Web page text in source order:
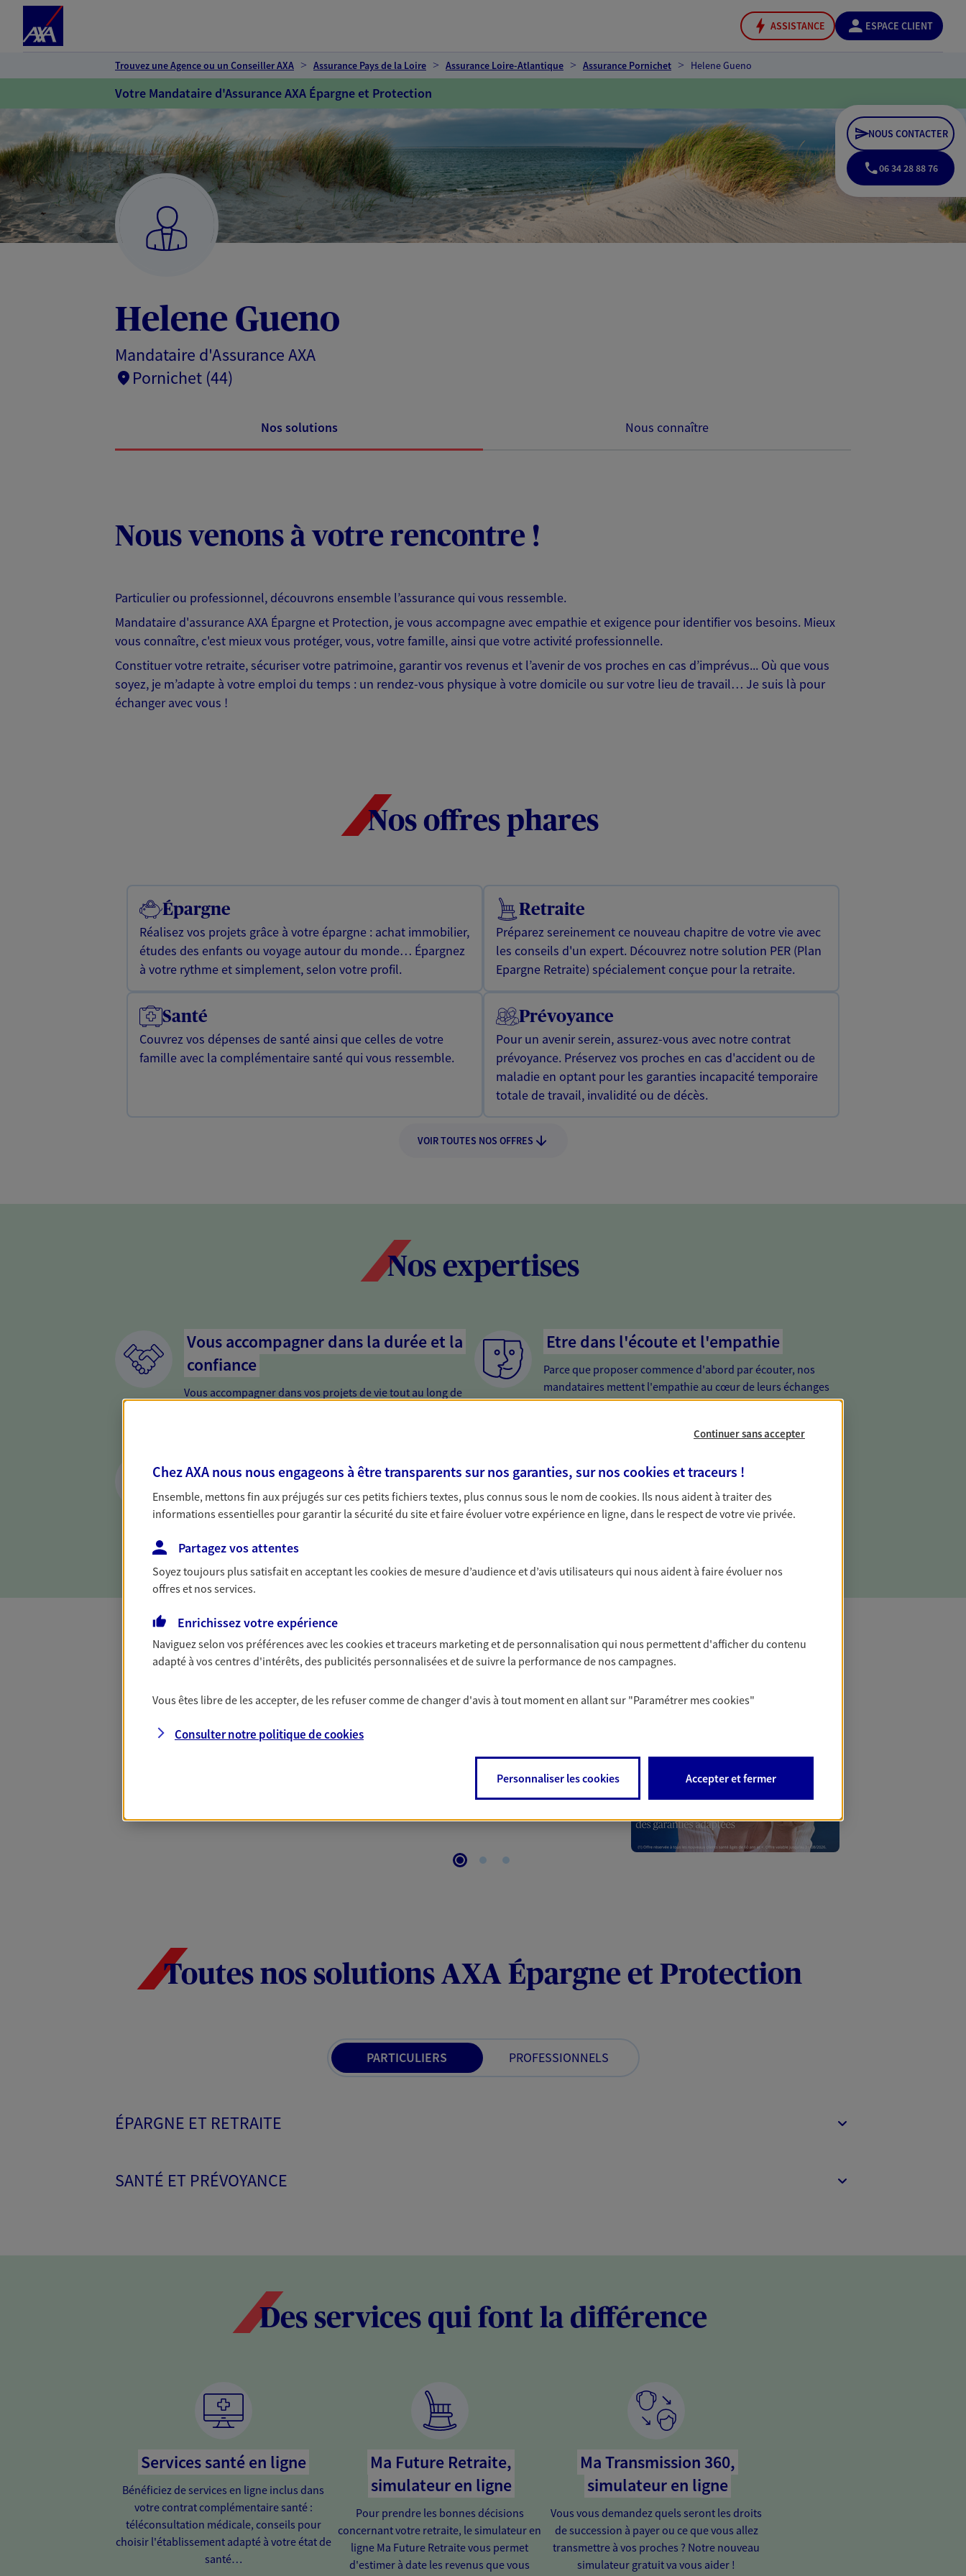
ASSISTANCE ESPACE CLIENT
Trouvez une Agence ou un Conseiller AXA Assurance Pays de la Loire Assurance Loire-Atlantique Assurance Pornichet Helene Gueno
Votre Mandataire d'Assurance AXA Épargne et Protection
Helene Gueno
Mandataire d'Assurance AXA
Pornichet (44)
NOUS CONTACTER
06 34 28 88 76
Nos solutions Nous connaître
Nous venons à votre rencontre !
Particulier ou professionnel, découvrons ensemble l’assurance qui vous ressemble.
Mandataire d'assurance AXA Épargne et Protection, je vous accompagne avec empathie et exigence pour identifier vos besoins. Mieux
vous connaître, c'est mieux vous protéger, vous, votre famille, ainsi que votre activité professionnelle.
Constituer votre retraite, sécuriser votre patrimoine, garantir vos revenus et l’avenir de vos proches en cas d’imprévus... Où que vous
soyez, je m’adapte à votre emploi du temps : un rendez-vous physique à votre domicile ou sur votre lieu de travail… Je suis là pour
échanger avec vous !
Nos offres phares
Épargne
Réalisez vos projets grâce à votre épargne : achat immobilier,
études des enfants ou voyage autour du monde… Épargnez
à votre rythme et simplement, selon votre profil.
Retraite
Préparez sereinement ce nouveau chapitre de votre vie avec
les conseils d'un expert. Découvrez notre solution PER (Plan
Epargne Retraite) spécialement conçue pour la retraite.
Santé
Couvrez vos dépenses de santé ainsi que celles de votre
famille avec la complémentaire santé qui vous ressemble.
Prévoyance
Pour un avenir serein, assurez-vous avec notre contrat
prévoyance. Préservez vos proches en cas d'accident ou de
maladie en optant pour les garanties incapacité temporaire
totale de travail, invalidité ou de décès.
VOIR TOUTES NOS OFFRES
Nos expertises
Vous accompagner dans la durée et la
confiance
Vous accompagner dans vos projets de vie tout au long de
Etre dans l'écoute et l'empathie
Parce que proposer commence d'abord par écouter, nos
mandataires mettent l'empathie au cœur de leurs échanges
pour mieux comprendre vos besoins et mieux vous soutenir
Préparer votre avenir
Anticipez les imprévus et sécurisez votre futur grâce à nos
différentes solutions. Nous vous accompagnons dans vos
projets de vie en privilégiant une relation de confiance et de
proximité.
Etre proche de vous, tout simplement
Avoir un interlocuteur proche de vous, facilement joignable,
cela change tout. Une relation de proximité est toujours une
relation de qualité.
Complémentaire Santé
Et si préserver votre budget, c’était aussi prendre soin de votre santé ? Avec le contrat Ma
Santé d’AXA, adaptez vos garanties à votre budget et situation tout en profitant de –10% sur
votre cotisation, si vous avez 60 ans et plus ; et si vous êtes un travailleur non salarié.
Contactez-nous pour plus d’information sur l’offre et ses conditions.
Toutes nos solutions AXA Épargne et Protection
PARTICULIERS PROFESSIONNELS
ÉPARGNE ET RETRAITE
SANTÉ ET PRÉVOYANCE
Des services qui font la différence
Services santé en ligne
Bénéficiez de services en ligne inclus dans
votre contrat complémentaire santé :
téléconsultation médicale, conseils pour
choisir l'établissement adapté à votre état de
santé…
Ma Future Retraite,
simulateur en ligne
Pour prendre les bonnes décisions
concernant votre retraite, le simulateur en
ligne Ma Future Retraite vous permet
d'estimer à date les revenus que vous
Ma Transmission 360,
simulateur en ligne
Vous vous demandez quels seront les droits
de succession à payer ou ce que vous allez
transmettre à vos proches ? Notre nouveau
simulateur gratuit va vous aider !
Continuer sans accepter
Chez AXA nous nous engageons à être transparents sur nos garanties, sur nos cookies et traceurs !
Ensemble, mettons fin aux préjugés sur ces petits fichiers textes, plus connus sous le nom decookies. Ils nous aident à traiter des
informations essentielles pour garantir la sécurité du site et faire évoluer votre expérience en ligne, dans le respect de votre vie privée.
Partagez vos attentes
Soyez toujours plus satisfait en acceptant lescookiesde mesure d’audience et d’avis utilisateurs qui nous aident à faire évoluer nos
offres et nos services.
Enrichissez votre expérience
Naviguez selon vos préférences avec lescookies et traceurs marketing et de personnalisation qui nous permettent d'afficher du contenu
adapté à vos centres d'intérêts, des publicités personnalisées et de suivre la performance de nos campagnes.
Vous êtes libre de les accepter, de les refuser comme de changer d'avis à tout moment en allant sur "Paramétrer mescookies"
Consulter notre politique decookies
Personnaliser les cookies Accepter et fermer